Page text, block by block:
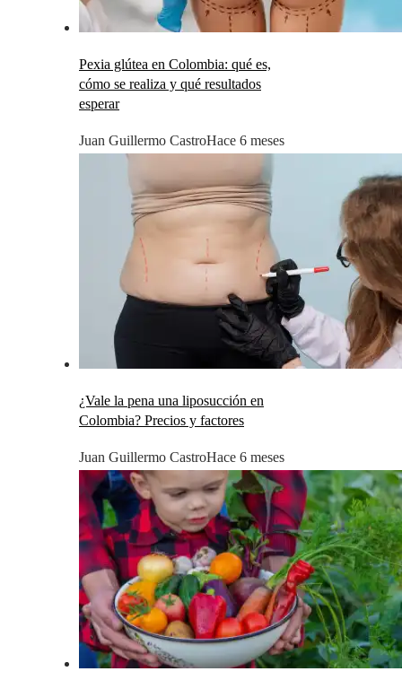
Pexia glútea en Colombia: qué es,
cómo se realiza y qué resultados
esperar
Juan Guillermo CastroHace 6 meses
¿Vale la pena una liposucción en
Colombia? Precios y factores
Juan Guillermo CastroHace 6 meses